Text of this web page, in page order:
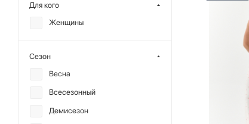
AKHMADULLINA
Для кого
Женщины
Сезон
Весна
Всесезонный
Демисезон